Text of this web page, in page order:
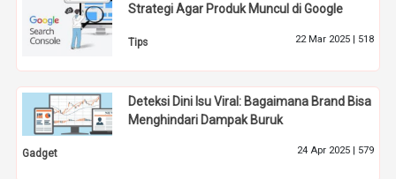
Strategi Agar Produk Muncul di Google
Tips 22 Mar 2025 | 518
Deteksi Dini Isu Viral: Bagaimana Brand Bisa
Menghindari Dampak Buruk
Gadget 24 Apr 2025 | 579